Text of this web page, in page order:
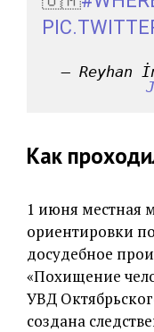
— Reyhan
Как
1 июня местная
ориентировки
досудебное
«Похищение
УВД
создана